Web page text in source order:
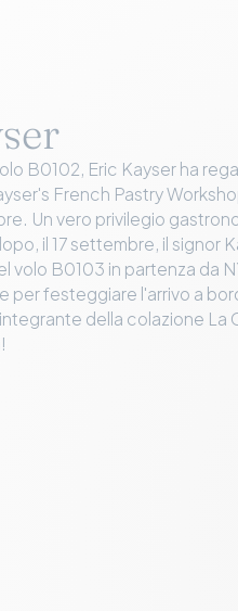
B0102, Eric Kayser ha
French Pastry
Un vero privilegio
il 17 settembre, il signor
volo B0103 in partenza da
per festeggiare l'arrivo a
della colazione La